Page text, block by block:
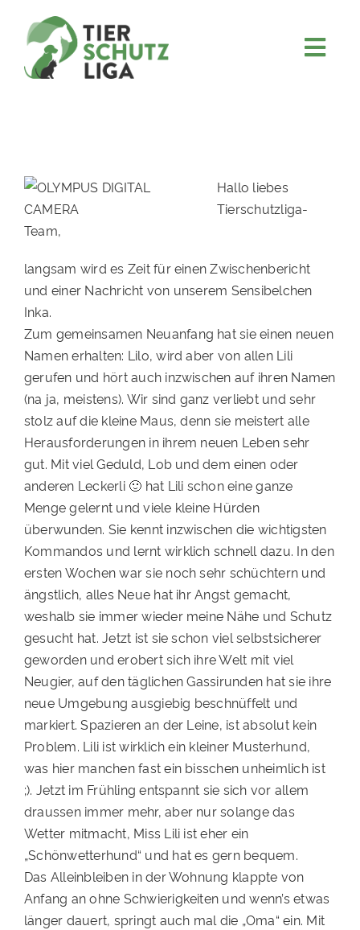
content
MITMACHEN
FÖRDERN & VERERBEN
4KIDS
TIERHEIMTIERE
TIERHEIME
PATENSCHAFTEN
HELFER WERDEN
RATGEBER
Hallo liebes
Tierschutzliga-
Team,
langsam wird es Zeit für einen Zwischenbericht
und einer Nachricht von unserem Sensibelchen
Inka.
Zum gemeinsamen Neuanfang hat sie einen neuen
Namen erhalten: Lilo, wird aber von allen Lili
gerufen und hört auch inzwischen auf ihren Namen
(na ja, meistens). Wir sind ganz verliebt und sehr
stolz auf die kleine Maus, denn sie meistert alle
Herausforderungen in ihrem neuen Leben sehr
gut. Mit viel Geduld, Lob und dem einen oder
anderen Leckerli 🙂 hat Lili schon eine ganze
Menge gelernt und viele kleine Hürden
überwunden. Sie kennt inzwischen die wichtigsten
Kommandos und lernt wirklich schnell dazu. In den
ersten Wochen war sie noch sehr schüchtern und
ängstlich, alles Neue hat ihr Angst gemacht,
weshalb sie immer wieder meine Nähe und Schutz
gesucht hat. Jetzt ist sie schon viel selbstsicherer
geworden und erobert sich ihre Welt mit viel
Neugier, auf den täglichen Gassirunden hat sie ihre
neue Umgebung ausgiebig beschnüffelt und
markiert. Spazieren an der Leine, ist absolut kein
Problem. Lili ist wirklich ein kleiner Musterhund,
was hier manchen fast ein bisschen unheimlich ist
;). Jetzt im Frühling entspannt sie sich vor allem
draussen immer mehr, aber nur solange das
Wetter mitmacht, Miss Lili ist eher ein
„Schönwetterhund“ und hat es gern bequem.
Das Alleinbleiben in der Wohnung klappte von
Anfang an ohne Schwierigkeiten und wenn’s etwas
länger dauert, springt auch mal die „Oma“ ein. Mit